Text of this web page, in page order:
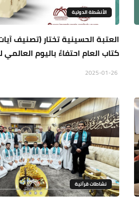
الأنشطة الدولية
العتبة الحسينية تختار (تصنيف
كتاب العام احتفاءً باليوم العالمي
نشاطات قرآنية